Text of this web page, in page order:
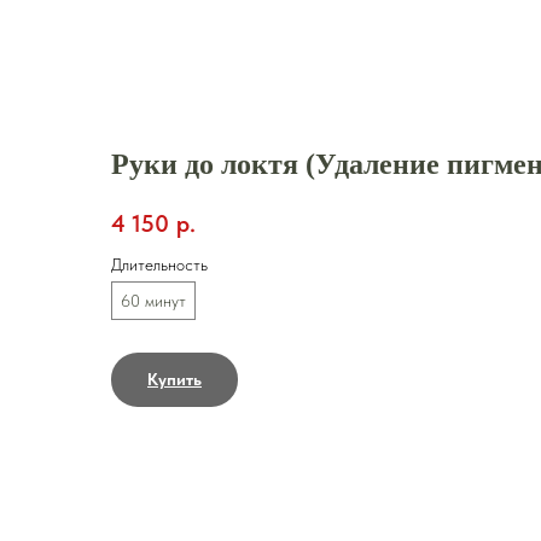
Руки до локтя (Удаление
4 150 р.
Длительность
60 минут
Купить